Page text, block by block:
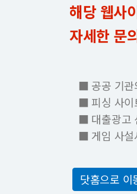
해당 웹사
자세한 문
■ 공공 기관
■ 피싱 사이
■ 대출광고
■ 게임 사설
닷홈으로 이